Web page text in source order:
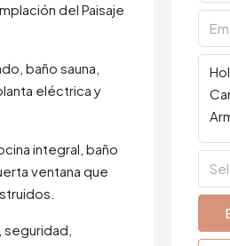
del Paisaje
baño sauna,
eléctrica y
integral, baño
ventana que